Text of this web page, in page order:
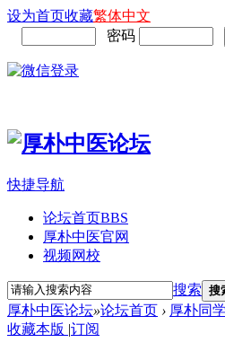
设为首页收藏繁体中文
密码
快捷导航
论坛首页BBS
厚朴中医官网
视频网校
搜索 搜
厚朴中医论坛»论坛首页 › 厚朴同学
收藏本版 |订阅